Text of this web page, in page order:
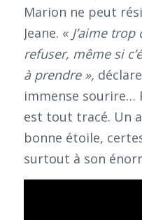
Marion ne peut
Jeane. « J’aime
refuser, même si
à prendre »,
immense sourire…
est tout tracé. Un
bonne étoile,
surtout à son